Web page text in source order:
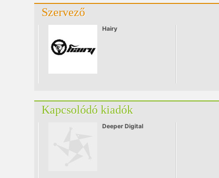
Szervező
Hairy
Kapcsolódó kiadók
Deeper Digital